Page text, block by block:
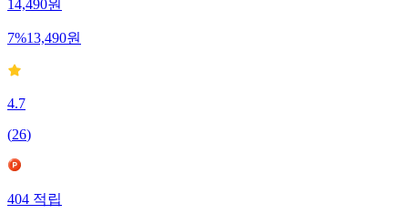
14,490원
7%13,490원
4.7
(26)
404적립